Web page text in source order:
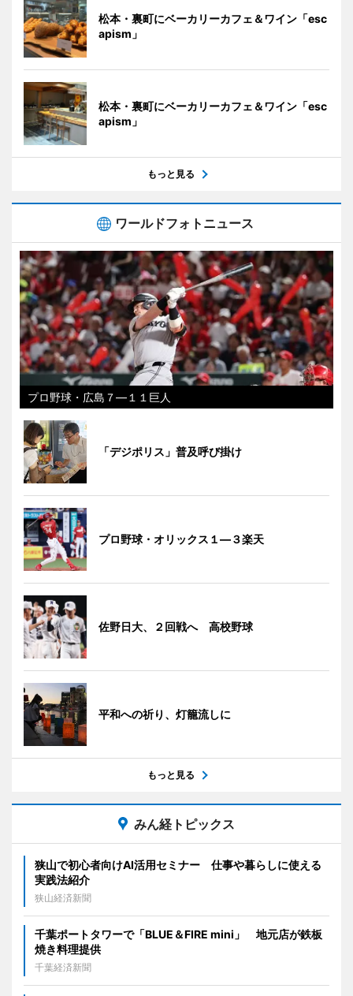
松本・裏町にベーカリーカフェ＆ワイン「esc
apism」
松本・裏町にベーカリーカフェ＆ワイン「esc
apism」
もっと見る
ワールドフォトニュース
プロ野球・広島７―１１巨人
「デジポリス」普及呼び掛け
プロ野球・オリックス１―３楽天
佐野日大、２回戦へ 高校野球
平和への祈り、灯籠流しに
もっと見る
みん経トピックス
狭山で初心者向けAI活用セミナー 仕事や暮らしに使える
実践法紹介
狭山経済新聞
千葉ポートタワーで「BLUE＆FIRE mini」 地元店が鉄板
焼き料理提供
千葉経済新聞